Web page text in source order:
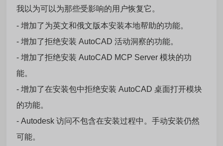
我以为可以为那些受影响的用户恢复它。
- 增加了为英文和俄文版本安装本地帮助的功能。
- 增加了拒绝安装 AutoCAD 活动洞察的功能。
- 增加了拒绝安装 AutoCAD MCP Server 模块的功
能。
- 增加了在安装包中拒绝安装 AutoCAD 桌面打开模块
的功能。
- Autodesk 访问不包含在安装过程中。手动安装仍然
可能。